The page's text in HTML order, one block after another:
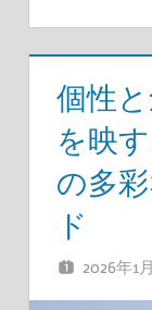
個性
を映
の多
ド
2026年1